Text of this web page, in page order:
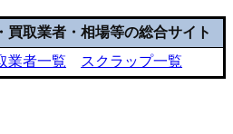
買取業者・相場等の総合サイト
業者一覧 スクラップ一覧